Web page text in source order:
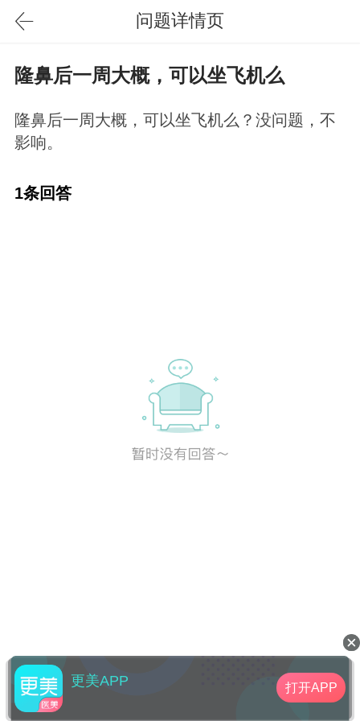
问题详情页
隆鼻后一周大概，可以坐飞机么
隆鼻后一周大概，可以坐飞机么？没问题，不
影响。
1条回答
更美APP 打开APP